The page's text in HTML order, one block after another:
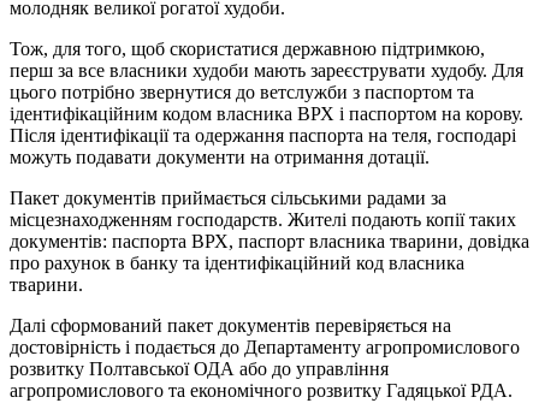
молодняк великої рогатої худоби.
Тож, для того, щоб скористатися державною підтримкою,
перш за все власники худоби мають зареєструвати худобу. Для
цього потрібно звернутися до ветслужби з паспортом та
ідентифікаційним кодом власника ВРХ і паспортом на корову.
Після ідентифікації та одержання паспорта на теля, господарі
можуть подавати документи на отримання дотації.
Пакет документів приймається сільськими радами за
місцезнаходженням господарств. Жителі подають копії таких
документів: паспорта ВРХ, паспорт власника тварини, довідка
про рахунок в банку та ідентифікаційний код власника
тварини.
Далі сформований пакет документів перевіряється на
достовірність і подається до Департаменту агропромислового
розвитку Полтавської ОДА або до управління
агропромислового та економічного розвитку Гадяцької РДА.